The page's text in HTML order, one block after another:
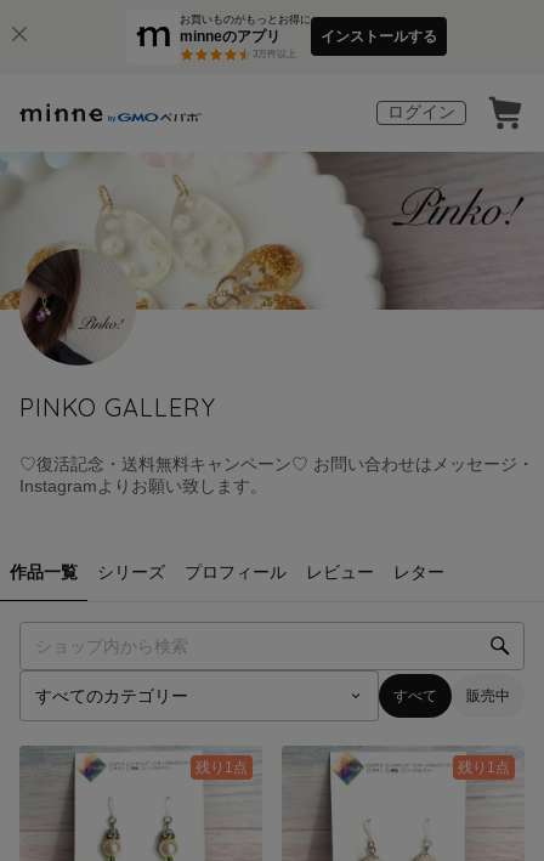
お買いものがもっとお得に
minneのアプリ
3万件以上
インストールする
ログイン
PINKO GALLERY
♡復活記念・送料無料キャンペーン♡ お問い合わせはメッセージ・
Instagramよりお願い致します。
作品一覧 シリーズ プロフィール レビュー レター
すべて 販売中
残り1点 残り1点